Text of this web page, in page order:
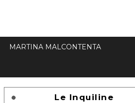
MARTINA MALCONTENTA
Le Inquiline